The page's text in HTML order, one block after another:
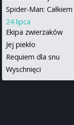
Spider-Man:
24 lipca
Ekipa zwierzaków
Jej piekło
Requiem dla snu
Wyschnięci